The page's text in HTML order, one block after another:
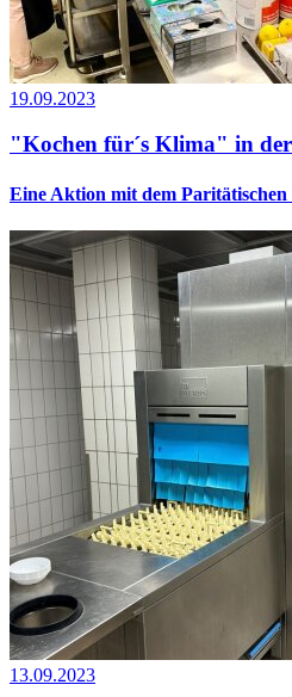
19.09.2023
"Kochen für´s Klima" in
Eine Aktion mit dem
13.09.2023